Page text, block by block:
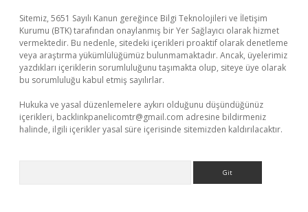
Sitemiz, 5651 Sayılı Kanun gereğince Bilgi Teknolojileri ve İletişim
Kurumu (BTK) tarafından onaylanmış bir Yer Sağlayıcı olarak hizmet
vermektedir. Bu nedenle, sitedeki içerikleri proaktif olarak denetleme
veya araştırma yükümlülüğümüz bulunmamaktadır. Ancak, üyelerimiz
yazdıkları içeriklerin sorumluluğunu taşımakta olup, siteye üye olarak
bu sorumluluğu kabul etmiş sayılırlar.
Hukuka ve yasal düzenlemelere aykırı olduğunu düşündüğünüz
içerikleri, backlinkpanelicomtr@gmail.com adresine bildirmeniz
halinde, ilgili içerikler yasal süre içerisinde sitemizden kaldırılacaktır.